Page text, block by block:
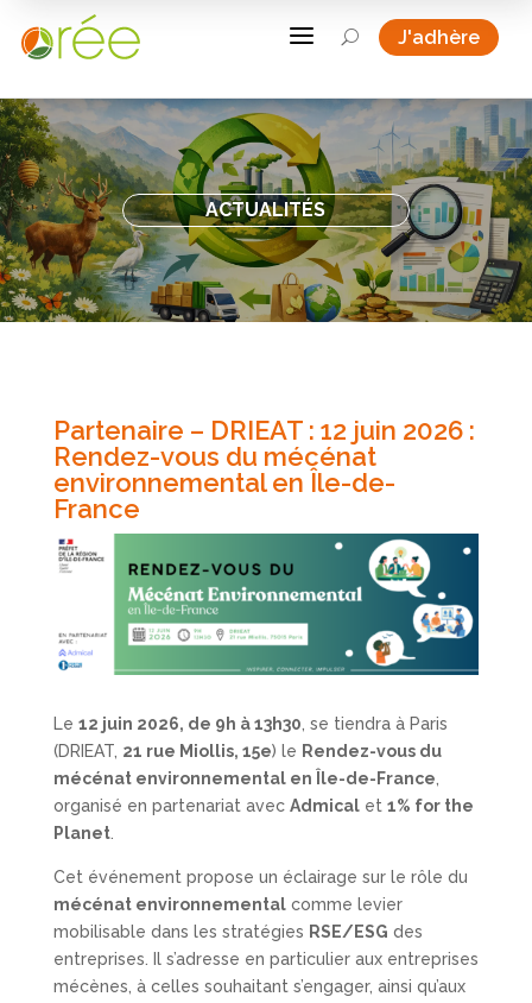
a U J'adhère
ACTUALITÉS
Partenaire – DRIEAT : 12 juin 2026 :
Rendez-vous du mécénat
environnemental en Île-de-
France
Le 12 juin 2026, de 9h à 13h30, se tiendra à Paris
(DRIEAT, 21 rue Miollis, 15e) le Rendez-vous du
mécénat environnemental en Île-de-France,
organisé en partenariat avec Admicalet 1% for the
Planet.
Cet événement propose un éclairage sur le rôle du
mécénat environnementalcomme levier
mobilisable dans les stratégies RSE/ESG des
entreprises. Il s’adresse en particulier aux entreprises
mécènes, à celles souhaitant s’engager, ainsi qu’aux